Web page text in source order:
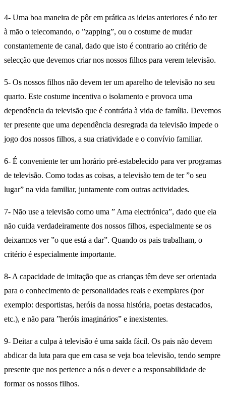
4- Uma boa maneira de pôr em prática as ideias anteriores é não ter
à mão o telecomando, o ”zapping”, ou o costume de mudar
constantemente de canal, dado que isto é contrario ao critério de
selecção que devemos criar nos nossos filhos para verem televisão.
5- Os nossos filhos não devem ter um aparelho de televisão no seu
quarto. Este costume incentiva o isolamento e provoca uma
dependência da televisão que é contrária à vida de família. Devemos
ter presente que uma dependência desregrada da televisão impede o
jogo dos nossos filhos, a sua criatividade e o convívio familiar.
6- É conveniente ter um horário pré-estabelecido para ver programas
de televisão. Como todas as coisas, a televisão tem de ter ”o seu
lugar” na vida familiar, juntamente com outras actividades.
7- Não use a televisão como uma ” Ama electrónica”, dado que ela
não cuida verdadeiramente dos nossos filhos, especialmente se os
deixarmos ver ”o que está a dar”. Quando os pais trabalham, o
critério é especialmente importante.
8- A capacidade de imitação que as crianças têm deve ser orientada
para o conhecimento de personalidades reais e exemplares (por
exemplo: desportistas, heróis da nossa história, poetas destacados,
etc.), e não para ”heróis imaginários” e inexistentes.
9- Deitar a culpa à televisão é uma saída fácil. Os pais não devem
abdicar da luta para que em casa se veja boa televisão, tendo sempre
presente que nos pertence a nós o dever e a responsabilidade de
formar os nossos filhos.